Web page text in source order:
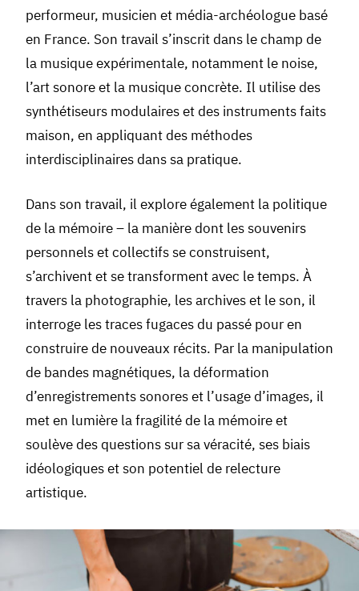
performeur, musicien et média-archéologue basé
en France. Son travail s’inscrit dans le champ de
la musique expérimentale, notamment le noise,
l’art sonore et la musique concrète. Il utilise des
synthétiseurs modulaires et des instruments faits
maison, en appliquant des méthodes
interdisciplinaires dans sa pratique.
Dans son travail, il explore également la politique
de la mémoire – la manière dont les souvenirs
personnels et collectifs se construisent,
s’archivent et se transforment avec le temps. À
travers la photographie, les archives et le son, il
interroge les traces fugaces du passé pour en
construire de nouveaux récits. Par la manipulation
de bandes magnétiques, la déformation
d’enregistrements sonores et l’usage d’images, il
met en lumière la fragilité de la mémoire et
soulève des questions sur sa véracité, ses biais
idéologiques et son potentiel de relecture
artistique.